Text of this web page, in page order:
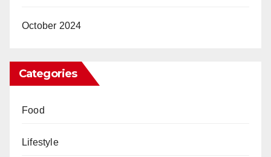
October 2024
Categories
Food
Lifestyle